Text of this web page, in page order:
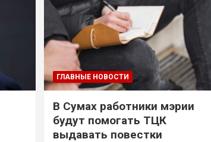
ГЛАВНЫЕ НОВОСТИ
В Сумах работники мэрии
будут помогать ТЦК
выдавать повестки